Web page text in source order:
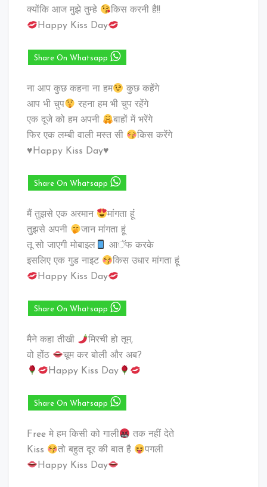
क्योंकि आज मुझे तुम्हे
किस करनी है!!
Happy Kiss Day
Share On Whatsapp
ना आप कुछ कहना ना हम
कुछ कहेंगे
आप भी चुप
रहना हम भी चुप रहेंगे
एक दूजे को हम अपनी
बाहों में भरेंगे
फिर एक लम्बी वाली मस्त सी
किस करेंगे
♥️Happy Kiss Day♥️
Share On Whatsapp
मैं तुझसे एक अरमान
मांगता हूंं
तुझसे अपनी
जान मांगता हूं
तू सो जाएगी मोबाइल
आॅफ करके
इसलिए एक गुड नाइट
किस उधार मांगता हूं
Happy Kiss Day
Share On Whatsapp
मैने कहा तीखी
मिरची हो तूम,
वो होंठ
चूम कर बोली और अब?
Happy Kiss Day
Share On Whatsapp
Free मे हम किसी को ‪‎गाली
तक नहीं देते
Kiss
तो बहुत दूर की बात है ‎
पगली
Happy Kiss Day